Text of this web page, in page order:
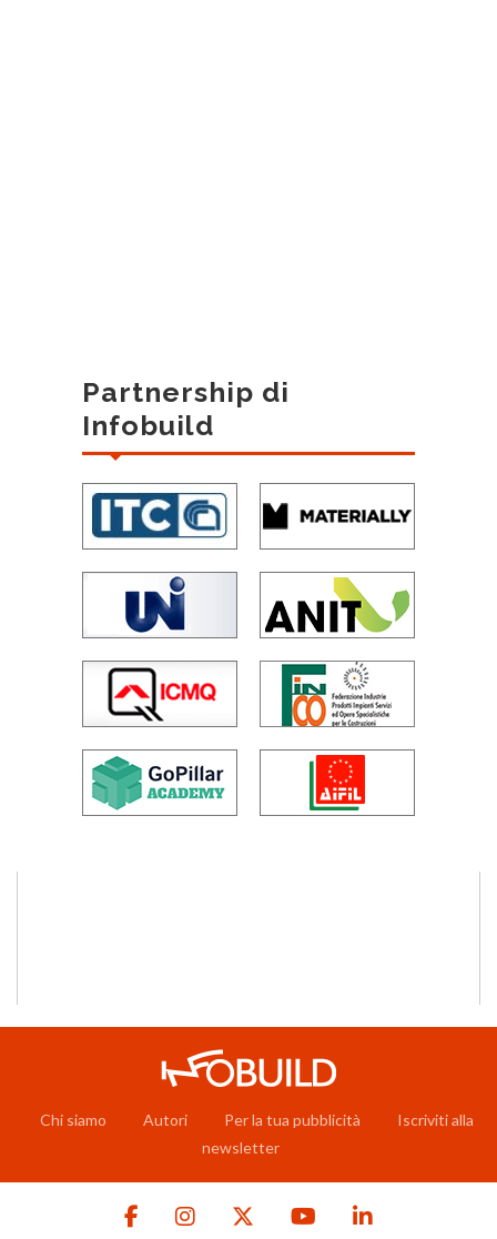
Partnership di
Infobuild
Chi siamo Autori Per la tua pubblicità
Iscriviti alla
newsletter